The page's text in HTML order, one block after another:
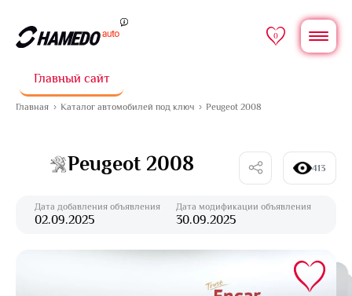
0
Главный сайт
Главная Каталог автомобилей под ключ Peugeot 2008
Peugeot 2008 413
Дата добавления объявления
02.09.2025
Дата модификации объявления
30.09.2025